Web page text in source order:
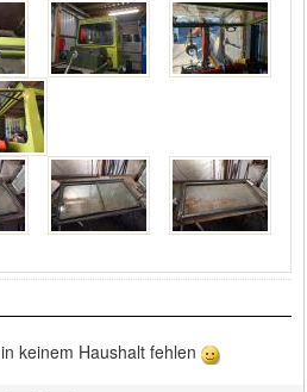
keinem Haushalt fehlen